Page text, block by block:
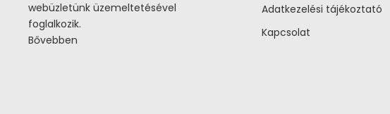
webüzletünk üzemeltetésével
foglalkozik.
Bővebben
Adatkezelési tájékoztató
Kapcsolat